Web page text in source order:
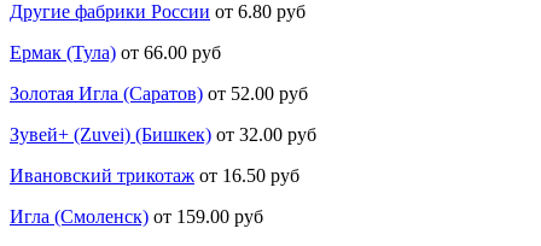
Другие фабрики России от 6.80 руб
Ермак (Тула) от 66.00 руб
Золотая Игла (Саратов) от 52.00 руб
Зувей+ (Zuvei) (Бишкек) от 32.00 руб
Ивановский трикотаж от 16.50 руб
Игла (Смоленск) от 159.00 руб